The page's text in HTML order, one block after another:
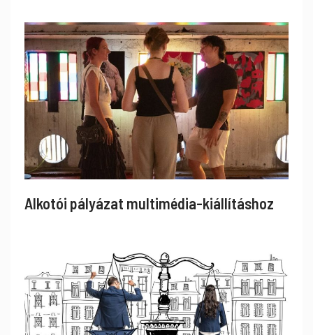
Alkotói pályázat multimédia-kiállításhoz